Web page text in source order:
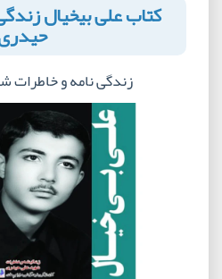
کتاب علی بیخیال
زندگی نامه و خاطرات